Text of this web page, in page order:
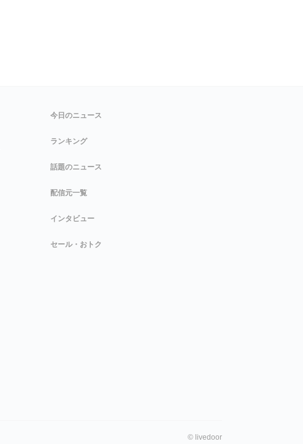
今日のニュース
ランキング
話題のニュース
配信元一覧
インタビュー
セール・おトク
© livedoor